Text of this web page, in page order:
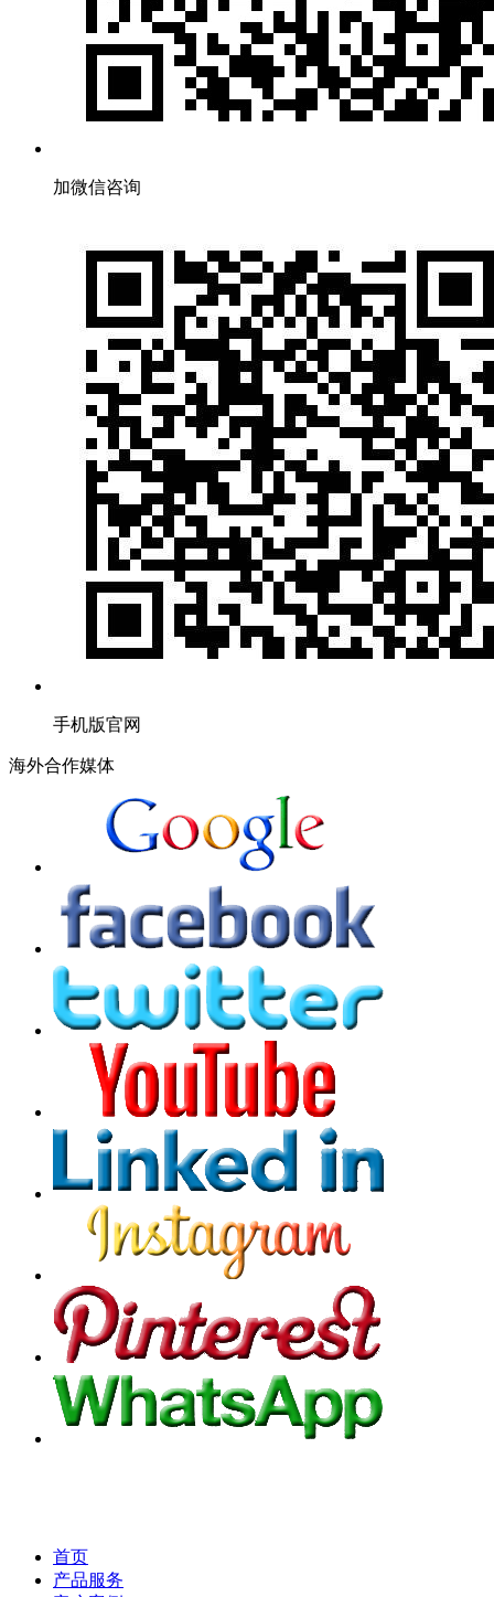
加微信咨询
手机版官网
海外合作媒体
首页
产品服务